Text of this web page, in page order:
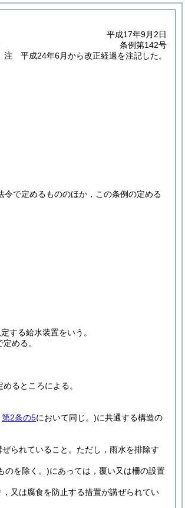
平成17年9月2日
条例第142号
注 平成24年6月から改正経過を注記した。
令で定めるもののほか，この条例の定める
する給水装置をいう。
める。
めるところによる。
第2条の5において同じ。)に共通する構造の
られていること。 ただし，雨水を排除す
のを除く。)にあっては，覆い又は柵の設置
又は腐食を防止する措置が講ぜられてい